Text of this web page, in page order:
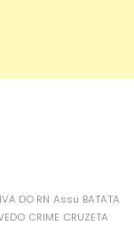
DO RN Assu BATATA
CRIME CRUZETA